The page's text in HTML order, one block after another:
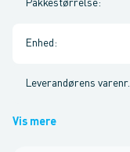
Pakkestørrelse:
Enhed :
Leverandørens varenr.
Vis mere